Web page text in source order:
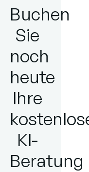
Buchen
Sie
noch
heute
Ihre
KI-
Beratung